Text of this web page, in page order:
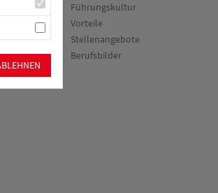
stärken
Führungskultur
Vorteile
Stellenangebote
Berufsbilder